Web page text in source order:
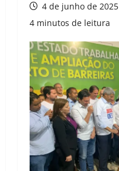
4 de junho de 2025
4 minutos de leitura